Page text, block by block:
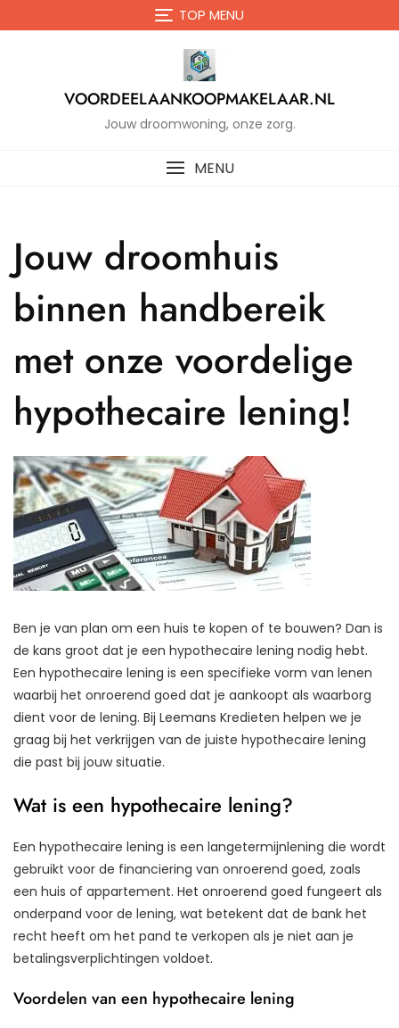
de
TOP MENU
VOORDEELAANKOOPMAKELAAR.NL
Jouw droomwoning, onze zorg.
MENU
Jouw droomhuis
binnen handbereik
met onze voordelige
hypothecaire lening!
Ben je van plan om een huis te kopen of te bouwen? Dan is
de kans groot dat je een hypothecaire lening nodig hebt.
Een hypothecaire lening is een specifieke vorm van lenen
waarbij het onroerend goed dat je aankoopt als waarborg
dient voor de lening. Bij Leemans Kredieten helpen we je
graag bij het verkrijgen van de juiste hypothecaire lening
die past bij jouw situatie.
Wat is een hypothecaire lening?
Een hypothecaire lening is een langetermijnlening die wordt
gebruikt voor de financiering van onroerend goed, zoals
een huis of appartement. Het onroerend goed fungeert als
onderpand voor de lening, wat betekent dat de bank het
recht heeft om het pand te verkopen als je niet aan je
betalingsverplichtingen voldoet.
Voordelen van een hypothecaire lening